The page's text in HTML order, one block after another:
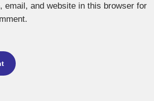
email, and website in this browser for